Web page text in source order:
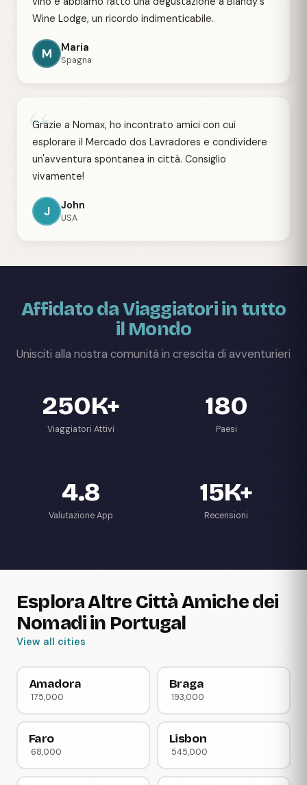
Wine Lodge, un ricordo indimenticabile.
M Maria
Spagna
“
Grazie a Nomax, ho incontrato amici con cui
esplorare il Mercado dos Lavradores e condividere
un'avventura spontanea in città. Consiglio
vivamente!
J John
USA
Affidato da Viaggiatori in tutto
il Mondo
Unisciti alla nostra comunità in crescita di avventurieri
250K+
Viaggiatori Attivi
180
Paesi
4.8
Valutazione App
15K+
Recensioni
Esplora Altre Città Amiche dei
Nomadi in Portugal
View all cities
Amadora
175,000
Braga
193,000
Faro
68,000
Lisbon
545,000